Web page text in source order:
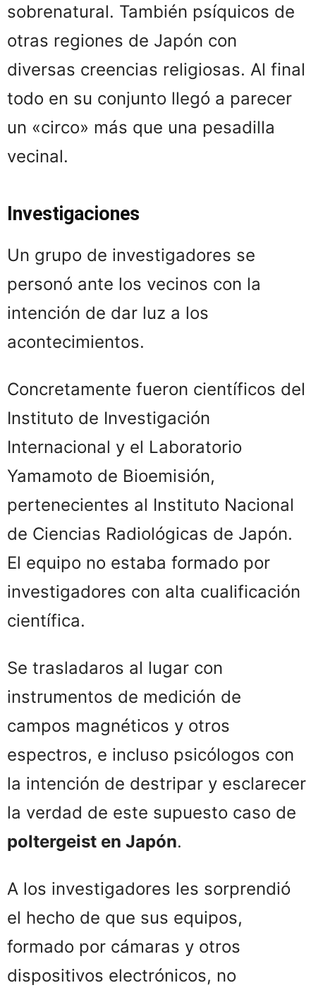
sobrenatural. También psíquicos de
otras regiones de Japón con
diversas creencias religiosas. Al final
todo en su conjunto llegó a parecer
un «circo» más que una pesadilla
vecinal.
Investigaciones
Un grupo de investigadores se
personó ante los vecinos con la
intención de dar luz a los
acontecimientos.
Concretamente fueron científicos del
Instituto de Investigación
Internacional y el Laboratorio
Yamamoto de Bioemisión,
pertenecientes al Instituto Nacional
de Ciencias Radiológicas de Japón.
El equipo no estaba formado por
investigadores con alta cualificación
científica.
Se trasladaros al lugar con
instrumentos de medición de
campos magnéticos y otros
espectros, e incluso psicólogos con
la intención de destripar y esclarecer
la verdad de este supuesto caso de
poltergeist en Japón.
A los investigadores les sorprendió
el hecho de que sus equipos,
formado por cámaras y otros
dispositivos electrónicos, no